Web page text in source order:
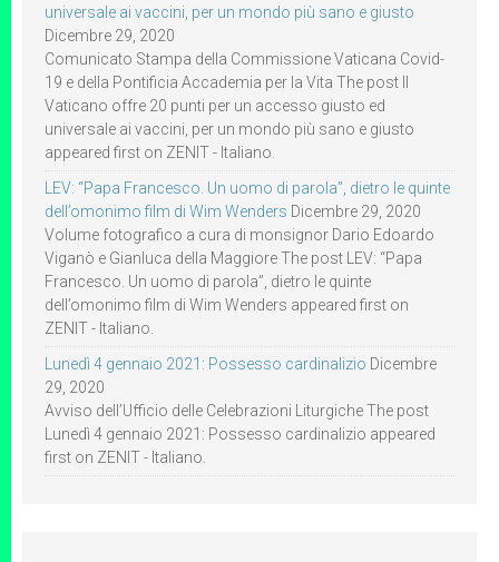
universale ai vaccini, per un mondo più sano e giusto
Dicembre 29, 2020
Comunicato Stampa della Commissione Vaticana Covid-
19 e della Pontificia Accademia per la Vita The post Il
Vaticano offre 20 punti per un accesso giusto ed
universale ai vaccini, per un mondo più sano e giusto
appeared first on ZENIT - Italiano.
LEV: “Papa Francesco. Un uomo di parola”, dietro le quinte
dell’omonimo film di Wim Wenders Dicembre 29, 2020
Volume fotografico a cura di monsignor Dario Edoardo
Viganò e Gianluca della Maggiore The post LEV: “Papa
Francesco. Un uomo di parola”, dietro le quinte
dell’omonimo film di Wim Wenders appeared first on
ZENIT - Italiano.
Lunedì 4 gennaio 2021: Possesso cardinalizio Dicembre
29, 2020
Avviso dell’Ufficio delle Celebrazioni Liturgiche The post
Lunedì 4 gennaio 2021: Possesso cardinalizio appeared
first on ZENIT - Italiano.